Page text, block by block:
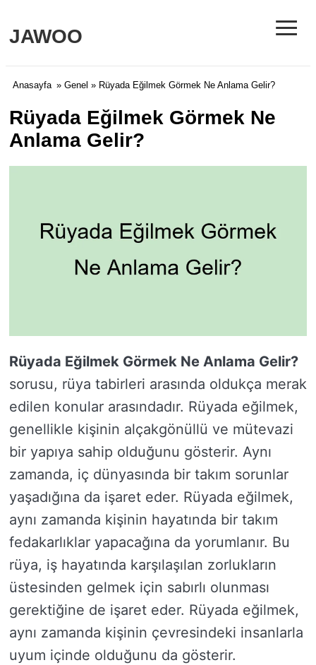
JAWOO ≡
Anasayfa » Genel » Rüyada Eğilmek Görmek Ne Anlama Gelir?
Rüyada Eğilmek Görmek Ne
Anlama Gelir?
Rüyada Eğilmek Görmek Ne Anlama Gelir?
sorusu, rüya tabirleri arasında oldukça merak
edilen konular arasındadır. Rüyada eğilmek,
genellikle kişinin alçakgönüllü ve mütevazi
bir yapıya sahip olduğunu gösterir. Aynı
zamanda, iç dünyasında bir takım sorunlar
yaşadığına da işaret eder. Rüyada eğilmek,
aynı zamanda kişinin hayatında bir takım
fedakarlıklar yapacağına da yorumlanır. Bu
rüya, iş hayatında karşılaşılan zorlukların
üstesinden gelmek için sabırlı olunması
gerektiğine de işaret eder. Rüyada eğilmek,
aynı zamanda kişinin çevresindeki insanlarla
uyum içinde olduğunu da gösterir.